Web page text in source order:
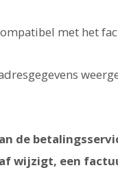
met het
de
wijzigt, een